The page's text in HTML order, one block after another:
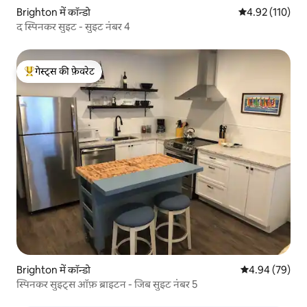
Brighton में कॉन्डो औसत रेटिंग 5 में से
4.92 (110)
द स्पिनकर सुइट - सुइट नंबर 4
गेस्ट्स का टॉप फ़ेवरेट
गेस्ट्स की फ़ेवरेट
Brighton में कॉन्डो औसत रेटिंग 5 में
4.94 (79)
स्पिनकर सुइट्स ऑफ़ ब्राइटन - जिब सुइट नंबर 5